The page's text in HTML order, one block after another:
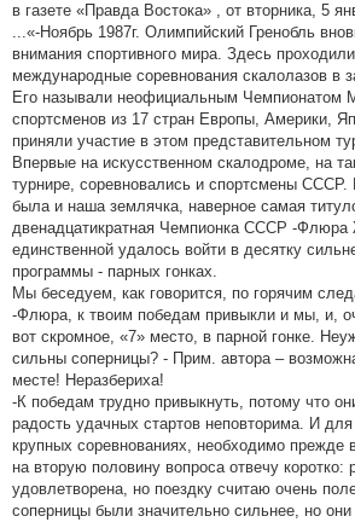
в газете «Правда Востока» , от вторника, 5
...«-Ноябрь 1987г. Олимпийский Гренобль
внимания спортивного мира. Здесь
международные соревнования скалолазов в
Его называли неофициальным Чемпионатом
спортсменов из 17 стран Европы, Америки,
приняли участие в этом представительном
Впервые на искусственном скалодроме, на
турнире, соревновались и спортсмены СССР.
была и наша землячка, наверное самая
двенадцатикратная Чемпионка СССР -
единственной удалось войти в десятку
программы - парных гонках.
Мы беседуем, как говорится, по горячим
-Флюра, к твоим победам привыкли и мы, и,
вот скромное, «7» место, в парной гонке.
сильны соперницы? - Прим. автора –
месте! Неразбериха!
-К победам трудно привыкнуть, потому что
радость удачных стартов неповторима. И
крупных соревнованиях, необходимо прежде
на вторую половину вопроса отвечу коротко:
удовлетворена, но поездку считаю очень
соперницы были значительно сильнее, но